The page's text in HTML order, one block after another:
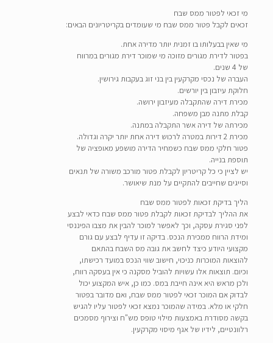
מי זכאי לפטור ממס שבח
זכאים לקבל פטור ממס שבח מי שעומדים בקריטריונים הבאים:
מי שאין בבעלותו בו זמנית יותר מדירה אחת.
בפטור לדירת מגורים מזוכה מי שמוכר דירת מגורים במרווח
של 4 שנים.
העברה של נכסי מקרקעין בין בני זוג בעקבות גירושין.
חלוקת עיזבון בין יורשים.
מכירת דירה שהתקבלה מעיזבון ירושה.
קבלת מתנה מבן משפחה.
מכירתה של דירה אשר התקבלה במתנה.
מכירת 2 דירות במטרה לרכוש דירה אחת יותר יקרה וגדולה.
פטור חלקי ממס שבח כשמחיר הדירה מושפע מאופציה של
תוספת בנייה.
יש לציין כי כל קריטריון לקבלת פטור מורכב משורה של תנאים
וסייגים שחייבים להתקיים על מנת שיאושר.
הליך בדיקת זכאות לפטור ממס שבח
את ההליך לבדיקת זכאות לקבלת פטור ממס שבח כדאי לבצע
לפני סגירת עסקה, וכך לאפשר למוכר להבין את מצבו הפיננסי
ומידת הרווח ממכירת הנכס. בדיקה זו עדיף לבצע עם גורם
מקצועי היודע כיצד לחשב את גובה מס השבח בהתאם
להוצאות המוכרות כניכוי, חישוב שווי הנכס במועד רכישתו,
וכיום. תוצאות אלו עשויות להוביל מסקנה כי אין בעסקה רווח,
ולכן מראש היא אינה חייבת במס. כמו כן, איש המקצוע יכול
לבדוק אם המוכר זכאי לפטור ממס שבח, ואם מדובר בפטור
חלקי או מלא. במידה שהמוכר נמצא זכאי לפטור עליו להגיש
בקשה מסודרת באמצעות מילוי טופס מש"ח וצירוף מסמכים
רלוונטיים, לידיו של אגף מיסוי מקרקעין.